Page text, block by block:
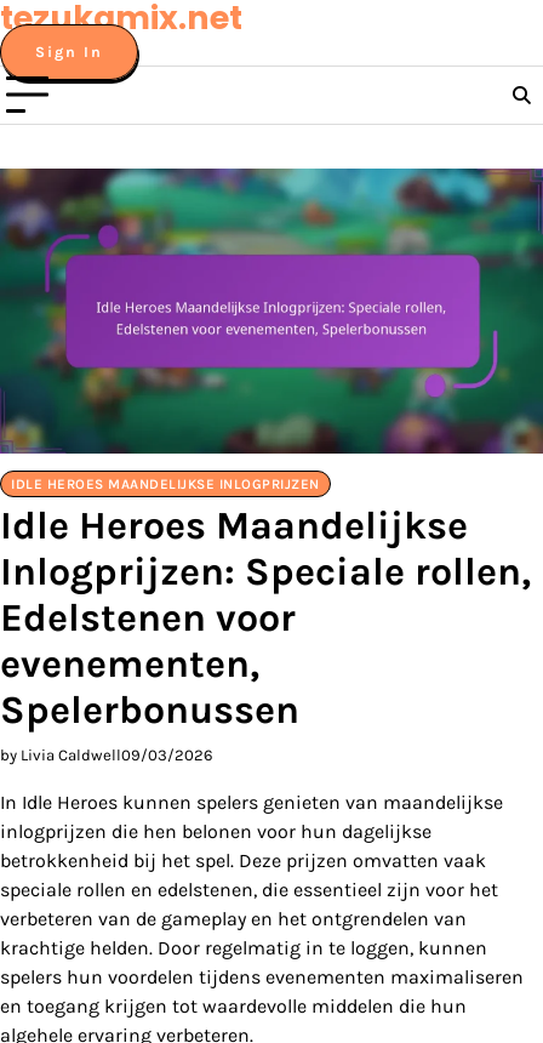
Skip
to
content
tezukamix.net
Sign In
IDLE HEROES MAANDELIJKSE INLOGPRIJZEN
Idle Heroes Maandelijkse
Inlogprijzen: Speciale rollen,
Edelstenen voor
evenementen,
Spelerbonussen
by Livia Caldwell09/03/2026
In Idle Heroes kunnen spelers genieten van maandelijkse
inlogprijzen die hen belonen voor hun dagelijkse
betrokkenheid bij het spel. Deze prijzen omvatten vaak
speciale rollen en edelstenen, die essentieel zijn voor het
verbeteren van de gameplay en het ontgrendelen van
krachtige helden. Door regelmatig in te loggen, kunnen
spelers hun voordelen tijdens evenementen maximaliseren
en toegang krijgen tot waardevolle middelen die hun
algehele ervaring verbeteren.